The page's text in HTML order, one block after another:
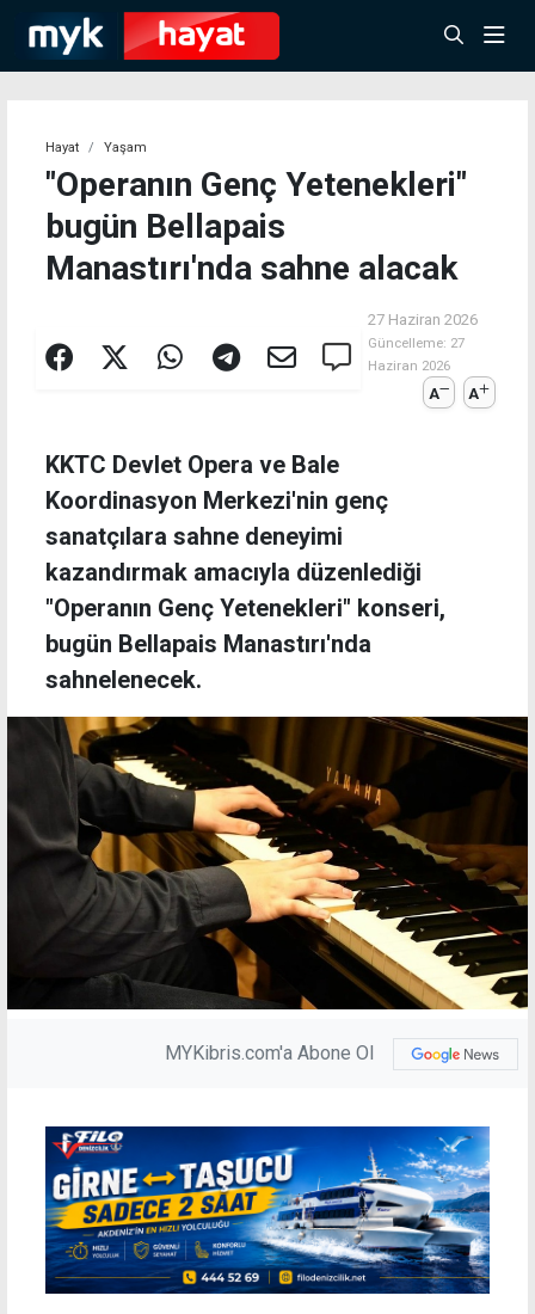
Hayat Yaşam
"Operanın Genç Yetenekleri"
bugün Bellapais
Manastırı'nda sahne alacak
27 Haziran 2026
Güncelleme: 27
Haziran 2026
A A
KKTC Devlet Opera ve Bale
Koordinasyon Merkezi'nin genç
sanatçılara sahne deneyimi
kazandırmak amacıyla düzenlediği
"Operanın Genç Yetenekleri" konseri,
bugün Bellapais Manastırı'nda
sahnelenecek.
MYKibris.com'a Abone Ol